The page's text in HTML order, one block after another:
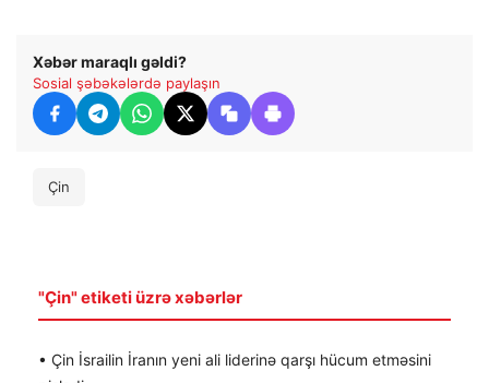
Xəbər maraqlı gəldi?
Sosial şəbəkələrdə paylaşın
Çin
"Çin" etiketi üzrə xəbərlər
• Çin İsrailin İranın yeni ali liderinə qarşı hücum etməsini